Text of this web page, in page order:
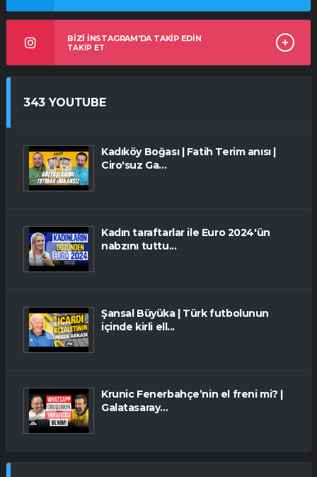
BİZİ İNSTAGRAM'DA TAKİP EDİN
TAKİP ET
343 YOUTUBE
Kadıköy Boğası | Fatih Terim anısı |
Ciro'suz Ga...
Kadın taraftarlar ile Euro 2024'ün
nabzını tuttu...
Şansal Büyüka | Türk futbolunun
içinde kirli ell...
Krunic Fenerbahçe’nin el freni mi? |
Galatasaray...